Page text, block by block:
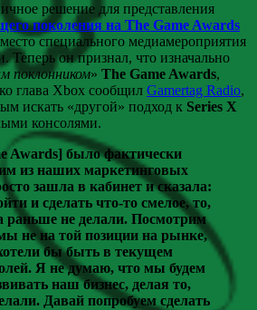
решение для представления
поколения на The Game Awards
специального медиамероприятия
Теперь он признал, что изначально
поклонником» The Game Awards,
глава Xbox сообщил Gamertag Radio,
искать «другой» подход к Series X
консолями.
Awards] было фактически
из наших маркетинговых
зашла в кабинет и сказала:
и сделать что-то смелое, то,
раньше не делали. Посмотрим
не на той позиции на рынке,
бы быть в текущем
Я не думаю, что мы будем
наш бизнес, делая то,
Давай попробуем сделать